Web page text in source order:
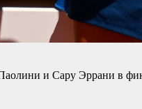
и Сару Эррани в